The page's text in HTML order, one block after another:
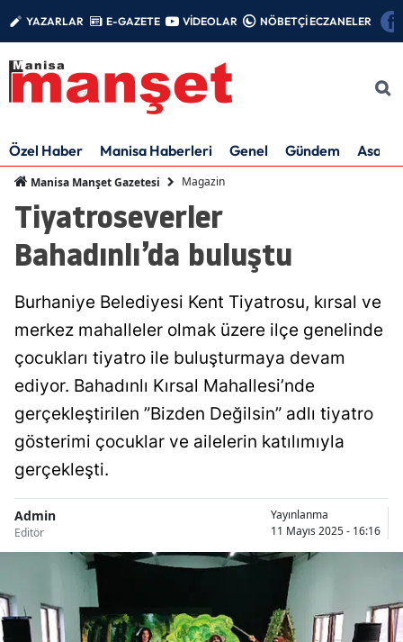
YAZARLAR E-GAZETE VİDEOLAR NÖBETÇİ ECZANELER
Özel Haber Manisa Haberleri Genel Gündem Asayiş
Manisa Manşet Gazetesi Magazin
Tiyatroseverler
Bahadınlı’da buluştu
Burhaniye Belediyesi Kent Tiyatrosu, kırsal ve
merkez mahalleler olmak üzere ilçe genelinde
çocukları tiyatro ile buluşturmaya devam
ediyor. Bahadınlı Kırsal Mahallesi’nde
gerçekleştirilen ”Bizden Değilsin” adlı tiyatro
gösterimi çocuklar ve ailelerin katılımıyla
gerçekleşti.
Admin
Editör
Yayınlanma
11 Mayıs 2025 - 16:16